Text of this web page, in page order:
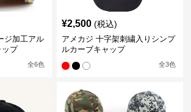
ジ加工アル
ップ
全6色
¥2,500 (税込)
アメカジ 十字架刺繍入りシンプ
ルカーブキャップ
全3色